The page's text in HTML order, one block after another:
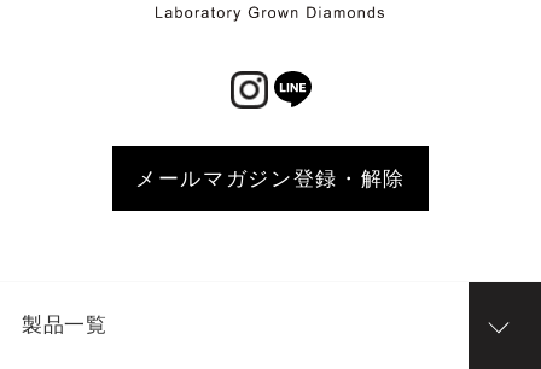
メールマガジン登録・解除
製品一覧